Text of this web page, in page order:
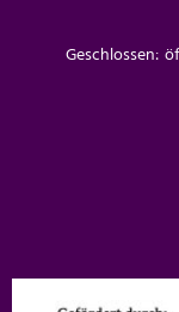
Klicken, um
Geschlossen: